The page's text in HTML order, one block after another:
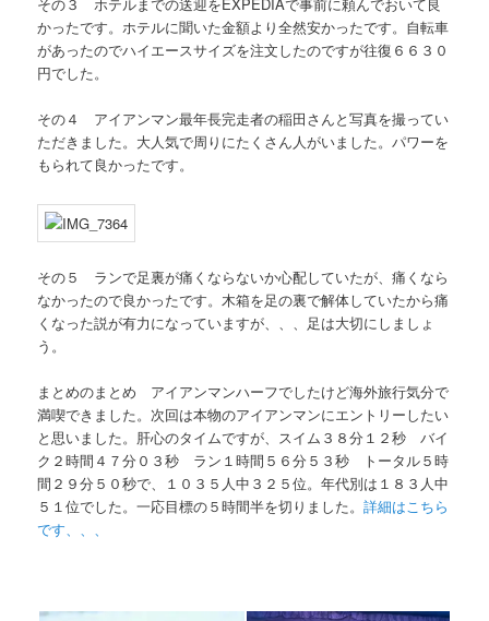
かったです。ホテルに聞いた金額より全然安かったです。自転車
があったのでハイエースサイズを注文したのですが往復６６３０
円でした。
その４ アイアンマン最年長完走者の稲田さんと写真を撮ってい
ただきました。大人気で周りにたくさん人がいました。パワーを
もられて良かったです。
その５ ランで足裏が痛くならないか心配していたが、痛くなら
なかったので良かったです。木箱を足の裏で解体していたから痛
くなった説が有力になっていますが、、、足は大切にしましょ
う。
まとめのまとめ アイアンマンハーフでしたけど海外旅行気分で
満喫できました。次回は本物のアイアンマンにエントリーしたい
と思いました。肝心のタイムですが、スイム３８分１２秒 バイ
ク２時間４７分０３秒 ラン１時間５６分５３秒 トータル５時
間２９分５０秒で、１０３５人中３２５位。年代別は１８３人中
５１位でした。一応目標の５時間半を切りました。詳細はこちら
です、、、